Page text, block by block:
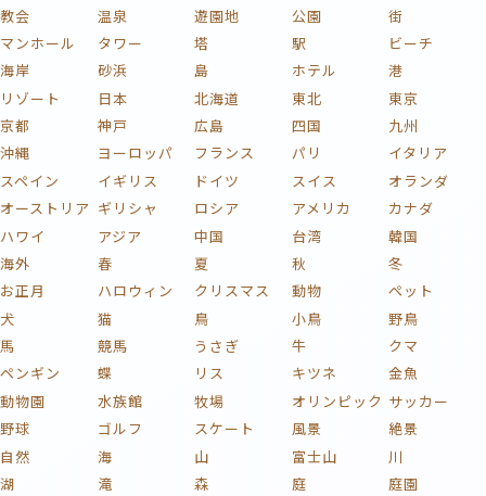
教会
温泉 遊園地 公園
街
マンホール
タワー 塔 駅
ビーチ
海岸
砂浜 島 ホテル
港
リゾート
日本 北海道 東北
東京
京都
神戸 広島 四国
九州
沖縄
ヨーロッパ フランス パリ
イタリア
スペイン
イギリス ドイツ スイス
オランダ
オーストリア ギリシャ ロシア アメリカ
カナダ
ハワイ
アジア 中国 台湾
韓国
海外
春 夏 秋
冬
お正月
ハロウィン クリスマス 動物
ペット
犬
猫 鳥 小鳥
野鳥
馬
競馬 うさぎ 牛
クマ
ペンギン
蝶 リス キツネ
金魚
動物園
水族館 牧場 オリンピック サッカー
野球
ゴルフ スケート 風景
絶景
自然
海 山 富士山
川
湖
滝 森 庭
庭園